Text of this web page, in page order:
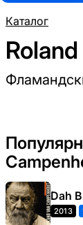
Каталог
Dah
2013